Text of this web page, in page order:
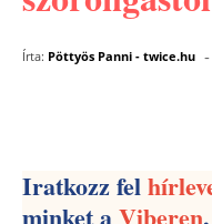
Írta: Pöttyös Panni - twice.hu -
Iratkozz fel